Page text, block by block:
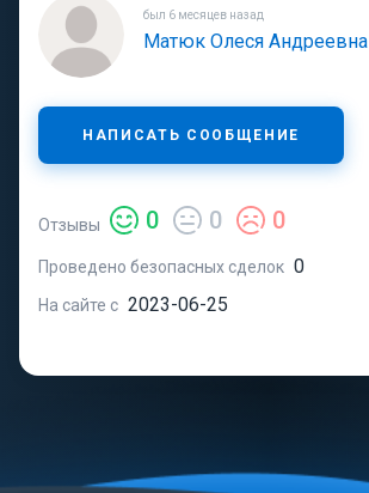
был 6 месяцев назад
Матюк Олеся Андреевна
НАПИСАТЬ СООБЩЕНИЕ
Отзывы 0 0 0
Проведено безопасных сделок 0
На сайте с 2023-06-25